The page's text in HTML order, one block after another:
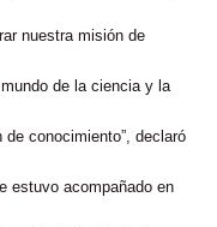
nuestra misión de
de la ciencia y la
conocimiento”, declaró
estuvo acompañado en